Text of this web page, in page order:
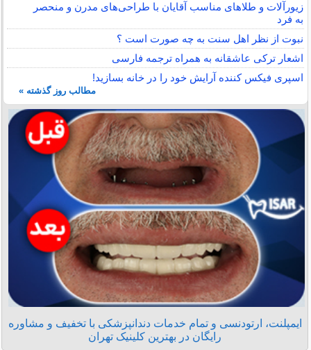
زیورآلات و طلاهای مناسب آقایان با طراحی‌های مدرن و منحصر
به فرد
نبوت از نظر اهل سنت به چه صورت است ؟
اشعار ترکی عاشقانه به همراه ترجمه فارسی
اسپری فیکس کننده آرایش خود را در خانه بسازید!
مطالب روز گذشته »
ایمپلنت، ارتودنسی و تمام خدمات دندانپزشکی با تخفیف و مشاوره
رایگان در بهترین کلینیک تهران